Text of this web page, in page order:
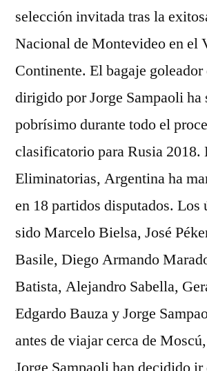
selección invitada tras la
Nacional de Montevideo en el
Continente. El bagaje
dirigido por Jorge Sampaoli ha
pobrísimo durante todo el
clasificatorio para Rusia 2018.
Eliminatorias, Argentina ha
en 18 partidos disputados. Los
sido Marcelo Bielsa, José
Basile, Diego Armando
Batista, Alejandro Sabella,
Edgardo Bauza y Jorge
antes de viajar cerca de